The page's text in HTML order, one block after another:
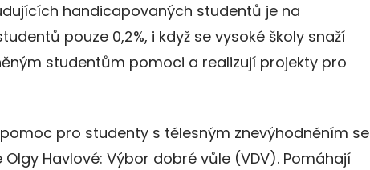
handicapovaných studentů je na
pouze 0,2%, i když se vysoké školy snaží
studentům pomoci a realizují projekty pro
pro studenty s tělesným znevýhodněním se
Havlové: Výbor dobré vůle (VDV). Pomáhají